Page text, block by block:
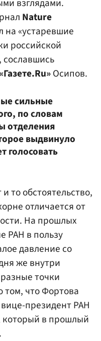
взглядами.
Nature
на «устаревшие
российской
Осипов.
сильные
по словам
отделения
выдвинуло
голосовать
то обстоятельство,
отличается от
На прошлых
РАН в пользу
давление со
же внутри
точки
том, что Фортова
президент РАН
который в прошлый